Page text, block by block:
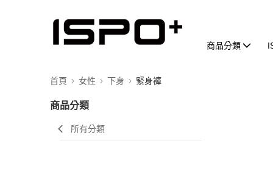
商品分類
首頁 女性 下身 緊身褲
商品分類
所有分類